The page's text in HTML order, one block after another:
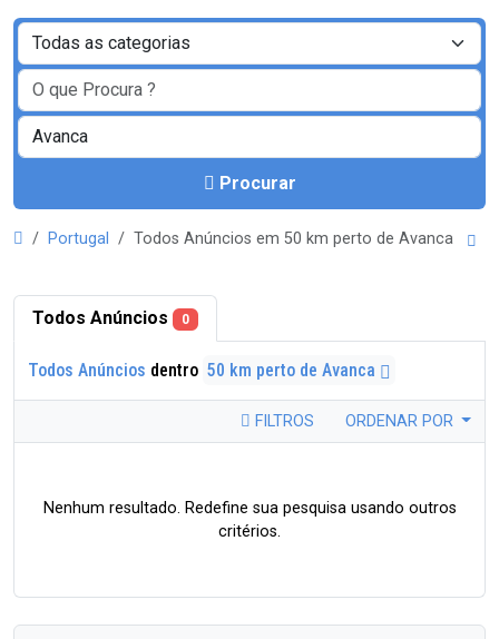
Procurar
Portugal Todos Anúncios em 50 km perto de Avanca
Todos Anúncios 0
Todos Anúncios dentro 50 km perto de Avanca
FILTROS ORDENAR POR
Nenhum resultado. Redefine sua pesquisa usando outros
critérios.